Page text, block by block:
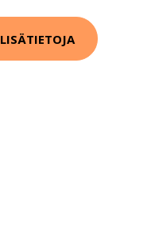
LISÄTIETOJA